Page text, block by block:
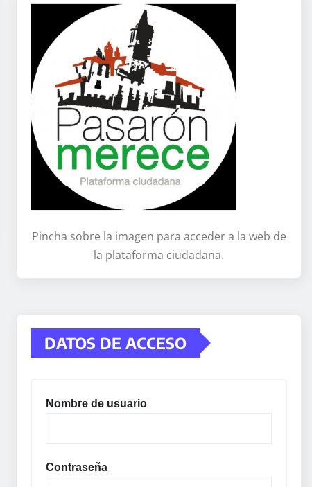
Pincha sobre la imagen para acceder a la web de
la plataforma ciudadana.
DATOS DE ACCESO
Nombre de usuario
Contraseña